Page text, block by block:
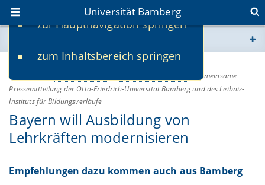
zur Hauptnavigation springen
zum Inhaltsbereich springen
Universität Bamberg
www.uni-bamberg.de
univis.uni-bamberg.de
fis.uni-bamberg.de
08.05.2025
Gemeinsame
Pressemitteilung der Otto-Friedrich-Universität Bamberg und des Leibniz-
Instituts für Bildungsverläufe
Bayern will Ausbildung von
Lehrkräften modernisieren
Empfehlungen dazu kommen auch aus Bamberg